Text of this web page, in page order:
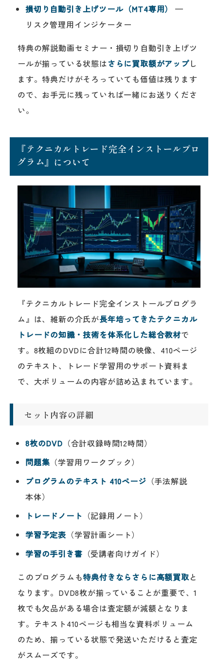
損切り自動引き上げツール（MT4専用）
—
リスク管理用インジケーター
特典の解説動画セミナー・損切り自動引き上げツ
ールが揃っている状態はさらに買取額がアップし
ます。特典だけがそろっていても価値は残ります
ので、お手元に残っていれば一緒にお送りくださ
い。
『テクニカルトレード完全インストールプロ
グラム』について
『テクニカルトレード完全インストールプログラ
ム』は、維新の介氏が長年培ってきたテクニカル
トレードの知識・技術を体系化した総合教材で
す。8枚組のDVDに合計12時間の映像、410ページ
のテキスト、トレード学習用のサポート資料ま
で、大ボリュームの内容が詰め込まれています。
セット内容の詳細
8枚のDVD （合計収録時間12時間）
問題集 （学習用ワークブック）
プログラムのテキスト 410ページ （手法解説
本体）
トレードノート （記録用ノート）
学習予定表 （学習計画シート）
学習の手引き書 （受講者向けガイド）
このプログラムも特典付きならさらに高額買取と
なります。DVD8枚が揃っていることが重要で、1
枚でも欠品がある場合は査定額が減額となりま
す。テキスト410ページも相当な資料ボリューム
のため、揃っている状態で発送いただけると査定
がスムーズです。